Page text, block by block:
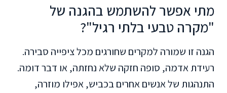
מתי אפשר להשתמש בהגנה של
"מקרה טבעי בלתי רגיל"?
הגנה זו שמורה למקרים שחורגים מכל ציפייה סבירה.
רעידת אדמה, סופה חזקה שלא נחזתה, או דבר דומה.
התנהגות של אנשים אחרים בכביש, אפילו מוזרה,